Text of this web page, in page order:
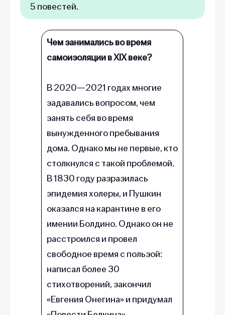
5 повестей.
Чем занимались во время
самоизоляции в XIX веке?
В 2020—2021 годах многие
задавались вопросом, чем
занять себя во время
вынужденного пребывания
дома. Однако мы не первые, кто
столкнулся с такой проблемой.
В 1830 году разразилась
эпидемия холеры, и Пушкин
оказался на карантине в его
имении Болдино. Однако он не
расстроился и провел
свободное время с пользой:
написал более 30
стихотворений, закончил
«Евгения Онегина» и придумал